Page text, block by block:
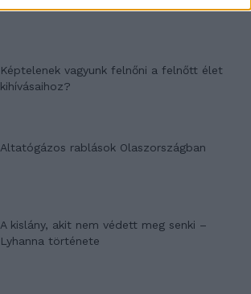
Képtelenek vagyunk felnőni a felnőtt élet
kihívásaihoz?
Altatógázos rablások Olaszországban
A kislány, akit nem védett meg senki –
Lyhanna története